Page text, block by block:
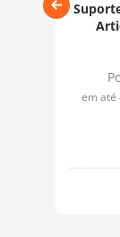
em até